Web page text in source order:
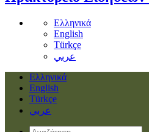
Ελληνικά
English
Türkçe
عربي
Ελληνικά
English
Türkçe
عربي